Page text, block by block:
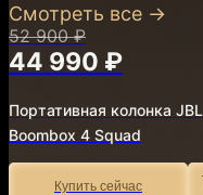
Смотреть все →
52 900 ₽
44 990 ₽
Портативная колонка JBL
Boombox 4 Squad
Купить сейчас